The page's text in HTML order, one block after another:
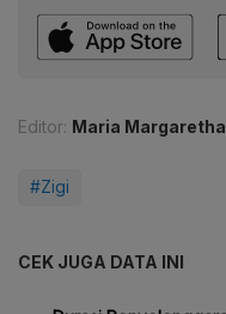
Editor: Maria Margaretha
#Zigi
CEK JUGA DATA INI